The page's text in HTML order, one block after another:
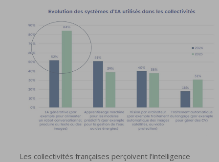
Les collectivités françaises perçoivent l’intelligence